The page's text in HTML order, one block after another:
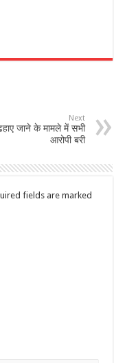
Next
जाने के मामले में सभी
आरोपी बरी
fields are marked